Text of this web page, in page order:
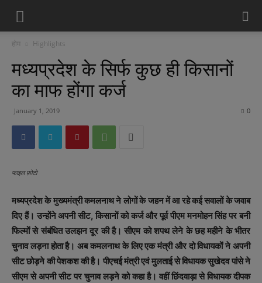
होम Highlights
मध्यप्रदेश के सिर्फ कुछ ही किसानों
का माफ होंगा कर्ज
January 1, 2019 0
फाइल फ़ोटो
मध्यप्रदेश के मुख्यमंत्री कमलनाथ ने लोगों के जहन में आ रहे कई सवालों के जवाब
दिए हैं। उन्होंने अपनी सीट, किसानों को कर्ज और पूर्व पीएम मनमोहन सिंह पर बनी
फिल्मों से संबंधित उलझन दूर की है। सीएम को शपथ लेने के छह महीने के भीतर
चुनाव लड़ना होता है। अब कमलनाथ के लिए एक मंत्री और दो विधायकों ने अपनी
सीट छोड़ने की पेशकश की है। पीएचई मंत्री एवं मुलताई से विधायक सुखेदव पांसे ने
सीएम से अपनी सीट पर चुनाव लड़ने को कहा है। वहीं छिंदवाड़ा से विधायक दीपक